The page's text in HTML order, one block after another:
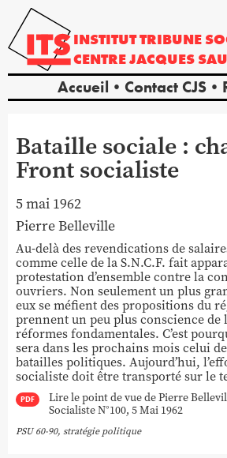
INSTITUTTRIBUNE
CENTREJACQUES
Accueil Contact CJS
Bataille sociale :
Front socialiste
5 mai 1962
PierreBelleville
Au-delà des revendications de
comme celle de la S.N.C.F. fait
protestation d’ensemble contre la
ouvriers. Non seulement un plus
eux se méfient des propositions du
prennent un peu plus conscience de
réformes fondamentales. C’est
sera dans les prochains mois celui
batailles politiques. Aujourd’hui,
socialiste doit être transporté sur le
PDF
Lire le point de vue de Pierre
Socialiste N°100, 5 Mai 1962
PSU 60-90, stratégie politique